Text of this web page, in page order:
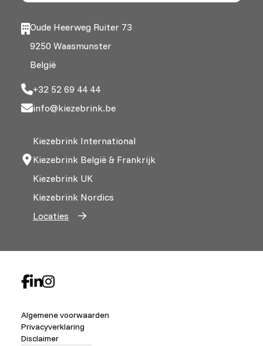
Oude Heerweg Ruiter 73
9250 Waasmunster
België
+32 52 69 44 44
info@kiezebrink.be
Kiezebrink International
Kiezebrink België & Frankrijk
Kiezebrink UK
Kiezebrink Nordics
Locaties
Algemene voorwaarden
Privacyverklaring
Disclaimer